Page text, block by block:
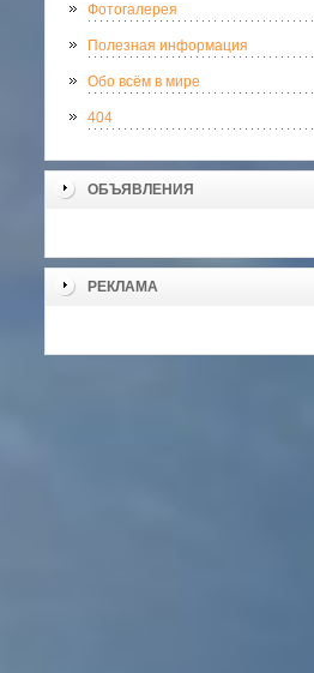
Фотогалерея
Полезная информация
Обо всём в мире
404
ОБЪЯВЛЕНИЯ
РЕКЛАМА